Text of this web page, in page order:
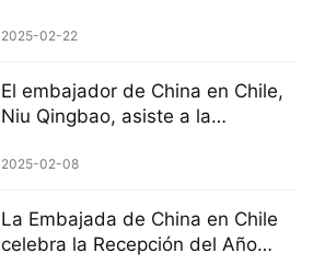
2025-02-22
El embajador de China en Chile,
Niu Qingbao, asiste a la
de buses eléctricos chinos
2025-02-08
La Embajada de China en Chile
celebra la Recepción del Año